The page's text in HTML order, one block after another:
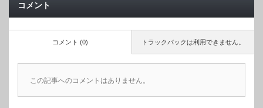
コメント
トラックバックは利用できません。
コメント (0)
この記事へのコメントはありません。